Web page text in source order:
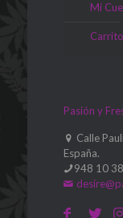
Mi
Carrito
Pasión y
Calle
España.
948 10